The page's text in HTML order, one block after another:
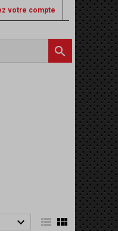
votre compte

  